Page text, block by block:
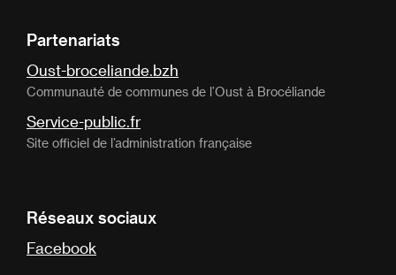
Partenariats
Oust-broceliande.bzh
Communauté de communes de l’Oust à Brocéliande
Service-public.fr
Site officiel de l’administration française
Réseaux sociaux
Facebook